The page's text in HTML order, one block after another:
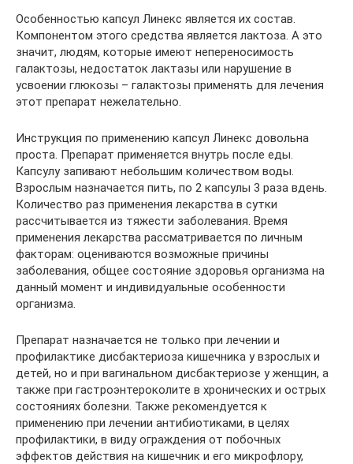
Особенностью капсул Линекс является их состав.
Компонентом этого средства является лактоза. А это
значит, людям, которые имеют непереносимость
галактозы, недостаток лактазы или нарушение в
усвоении глюкозы – галактозы применять для лечения
этот препарат нежелательно.
Инструкция по применению капсул Линекс довольна
проста. Препарат применяется внутрь после еды.
Капсулу запивают небольшим количеством воды.
Взрослым назначается пить, по 2 капсулы 3 раза вдень.
Количество раз применения лекарства в сутки
рассчитывается из тяжести заболевания. Время
применения лекарства рассматривается по личным
факторам: оцениваются возможные причины
заболевания, общее состояние здоровья организма на
данный момент и индивидуальные особенности
организма.
Препарат назначается не только при лечении и
профилактике дисбактериоза кишечника у взрослых и
детей, но и при вагинальном дисбактериозе у женщин, а
также при гастроэнтероколите в хронических и острых
состояниях болезни. Также рекомендуется к
применению при лечении антибиотиками, в целях
профилактики, в виду ограждения от побочных
эффектов действия на кишечник и его микрофлору,